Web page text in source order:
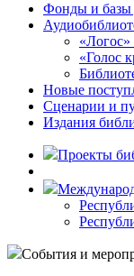
Фонды и базы
«Голос
Новые
Сценарии и
Издания
Проекты
События и